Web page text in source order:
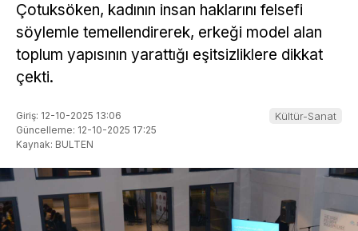
Çotuksöken, kadının insan haklarını felsefi
söylemle temellendirerek, erkeği model alan
toplum yapısının yarattığı eşitsizliklere dikkat
çekti.
Giriş: 12-10-2025 13:06
Güncelleme: 12-10-2025 17:25
Kaynak: BULTEN
Kültür-Sanat